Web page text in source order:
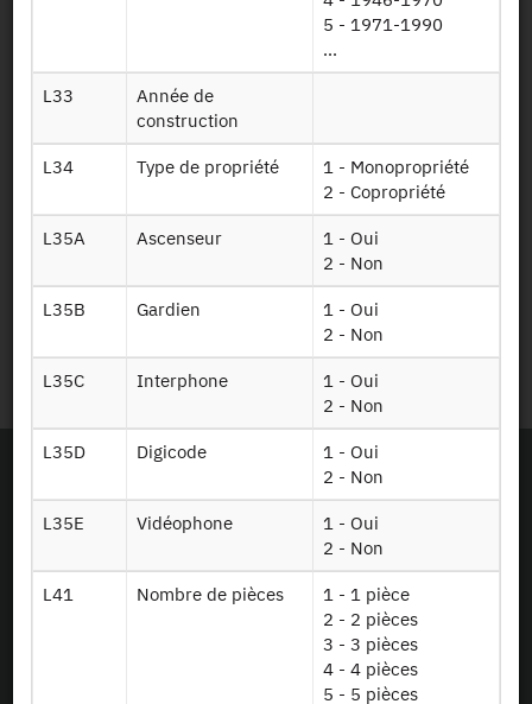
5 - 1971-1990
...
L33
Année de
construction
L34 Type de propriété
1 - Monopropriété
2 - Copropriété
L35A Ascenseur
1 - Oui
2 - Non
L35B Gardien
1 - Oui
2 - Non
L35C Interphone
1 - Oui
2 - Non
L35D Digicode
1 - Oui
2 - Non
L35E Vidéophone
1 - Oui
2 - Non
L41 Nombre de pièces
1 - 1 pièce
2 - 2 pièces
3 - 3 pièces
4 - 4 pièces
5 - 5 pièces
Presse et rapports
Marchés publics
Mentions légales
personnelles
Plan du site